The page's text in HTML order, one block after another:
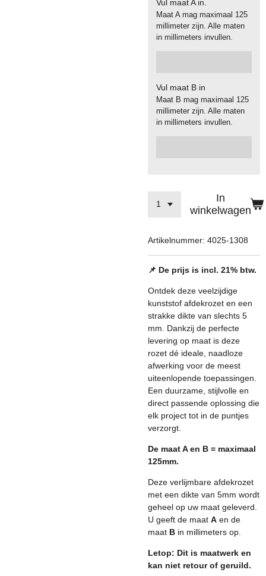
Vul maat A in.
Maat A mag maximaal 125
millimeter zijn. Alle maten
in millimeters invullen.
Vul maat B in
Maat B mag maximaal 125
millimeter zijn. Alle maten
in millimeters invullen.
In
winkelwagen
Artikelnummer: 4025-1308
📌 De prijs is incl. 21% btw.
Ontdek deze veelzijdige
kunststof afdekrozet en een
strakke dikte van slechts 5
mm. Dankzij de perfecte
levering op maat is deze
rozet dé ideale, naadloze
afwerking voor de meest
uiteenlopende toepassingen.
Een duurzame, stijlvolle en
direct passende oplossing die
elk project tot in de puntjes
verzorgt.
De maat A en B = maximaal
125mm.
Deze verlijmbare afdekrozet
met een dikte van 5mm wordt
geheel op uw maat geleverd.
U geeft de maat A en de
maat B in millimeters op.
Letop: Dit is maatwerk en
kan niet retour of geruild.